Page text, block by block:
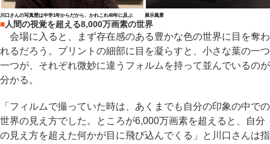
川口さんの写真歴は中学1年からだから、かれこれ40年に及ぶ 展示風景
■人間の視覚を超える8,000万画素の世界
会場に入ると、まず存在感のある豊かな色の世界に目を奪わ
れるだろう。プリントの細部に目を凝らすと、小さな葉の一つ
一つが、それぞれ微妙に違うフォルムを持って並んでいるのが
分かる。
「フィルムで撮っていた時は、あくまでも自分の印象の中での
世界の見え方でした。ところが6,000万画素を超えると、自分
の見え方を超えた何かが目に飛び込んでくる」と川口さんは指